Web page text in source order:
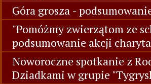
Góra grosza -
"Pomóżmy zwierzątom ze
podsumowanie akcji
Noworoczne spotkanie z
Dziadkami w grupie